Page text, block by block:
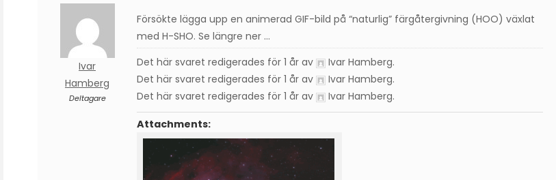
Ivar
Hamberg
Deltagare
Försökte lägga upp en animerad GIF-bild på “naturlig” färgåtergivning (HOO) växlat
med H-SHO. Se längre ner …
Det här svaret redigerades för 1 år av
Ivar Hamberg.
Det här svaret redigerades för 1 år av
Ivar Hamberg.
Det här svaret redigerades för 1 år av
Ivar Hamberg.
Attachments: